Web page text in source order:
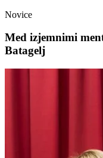
Novice
Med izjemnimi
Batagelj